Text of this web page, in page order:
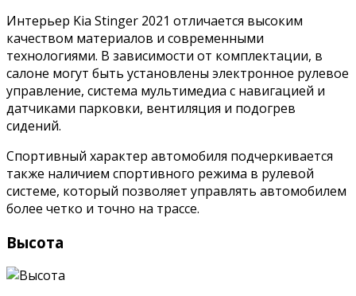
Интерьер Kia Stinger 2021 отличается высоким
качеством материалов и современными
технологиями. В зависимости от комплектации, в
салоне могут быть установлены электронное рулевое
управление, система мультимедиа с навигацией и
датчиками парковки, вентиляция и подогрев
сидений.
Спортивный характер автомобиля подчеркивается
также наличием спортивного режима в рулевой
системе, который позволяет управлять автомобилем
более четко и точно на трассе.
Высота